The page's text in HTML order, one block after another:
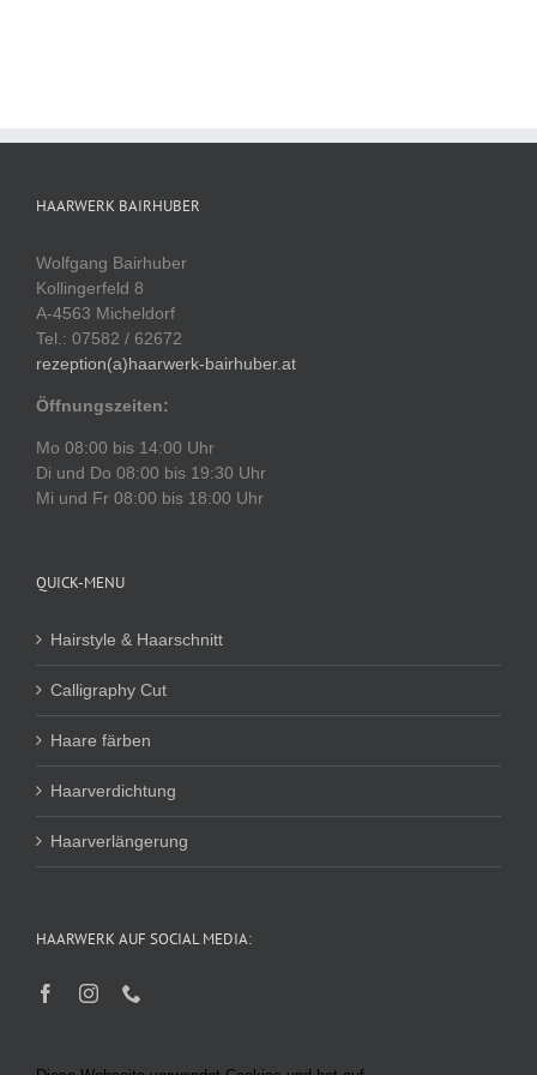
HAARWERK BAIRHUBER
Wolfgang Bairhuber
Kollingerfeld 8
A-4563 Micheldorf
Tel.: 07582 / 62672
rezeption(a)haarwerk-bairhuber.at
Öffnungszeiten:
Mo 08:00 bis 14:00 Uhr
Di und Do 08:00 bis 19:30 Uhr
Mi und Fr 08:00 bis 18:00 Uhr
QUICK-MENU
Hairstyle & Haarschnitt
Calligraphy Cut
Haare färben
Haarverdichtung
Haarverlängerung
HAARWERK AUF SOCIAL MEDIA: